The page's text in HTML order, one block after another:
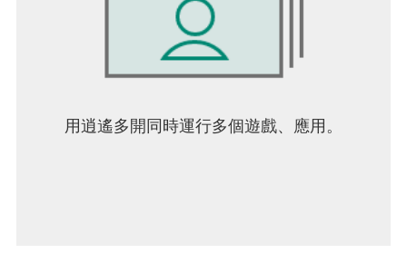
IO Interactive、IOI 和 HITMAN 是 IO Interactive
A/S 的註冊商標。由 Feral Interactive 開發並發行於
Android 平台。 Android 是 Google LLC 的商標。
Feral 和 Feral 標誌是 Feral Interactive Ltd. 的商
的財產。保留所有權利。
用逍遙多開同時運行多個遊戲、應用。